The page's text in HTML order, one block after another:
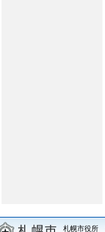
札幌市役所